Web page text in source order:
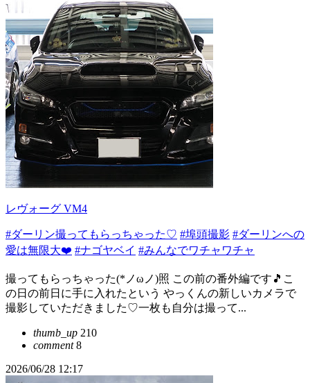
レヴォーグ VM4
#ダーリン撮ってもらっちゃった♡ #埠頭撮影 #ダーリンへの
愛は無限大❤️ #ナゴヤベイ #みんなでワチャワチャ
撮ってもらっちゃった(*ノωノ)照 この前の番外編です🎵こ
の日の前日に手に入れたという やっくんの新しいカメラで
撮影していただきました♡一枚も自分は撮って...
thumb_up 210
comment8
2026/06/28 12:17